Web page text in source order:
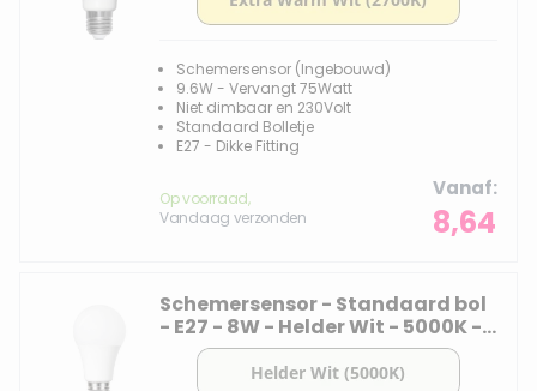
Schemersensor (Ingebouwd)
9.6W - Vervangt 75Watt
Niet dimbaar en 230Volt
Standaard Bolletje
E27 - Dikke Fitting
Op voorraad,
Vandaag verzonden
Vanaf
8,64
Schemersensor - Standaard bol
- E27 - 8W - Helder Wit - 5000K -
Opaal